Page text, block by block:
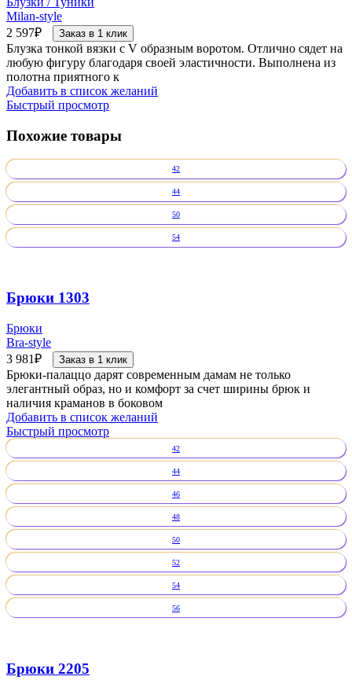
Milan-style
2 597₽ Заказ в 1 клик
Блузка тонкой вязки с V образным воротом. Отлично сядет на
любую фигуру благодаря своей эластичности. Выполнена из
полотна приятного к
Добавить в список желаний
Быстрый просмотр
Похожие товары
42
44
50
54
Брюки 1303
Брюки
Bra-style
3 981₽ Заказ в 1 клик
Брюки-палаццо дарят современным дамам не только
элегантный образ, но и комфорт за счет ширины брюк и
наличия краманов в боковом
Добавить в список желаний
Быстрый просмотр
42
44
46
48
50
52
54
56
Брюки 2205